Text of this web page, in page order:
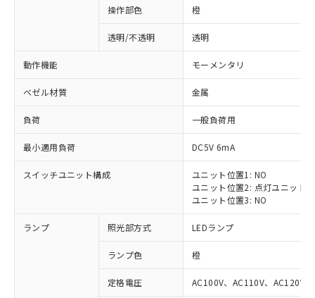
操作部色 橙
透明/不透明 透明
動作機能 モーメンタリ
ベゼル材質 金属
負荷 一般負荷用
最小適用負荷 DC5V 6mA
スイッチユニット構成
ユニット位置1: NO
ユニット位置2: 点灯ユニット
ユニット位置3: NO
ランプ 照光部方式 LEDランプ
ランプ色 橙
定格電圧 AC100V、AC110V、AC120V